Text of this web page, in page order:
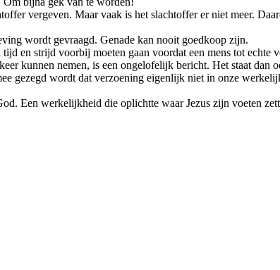
vergeven. Maar vaak is het slachtoffer er niet meer.
wordt gevraagd. Genade kan nooit goedkoop zijn.
en strijd voorbij moeten gaan voordat een mens tot echte
kunnen nemen, is een ongelofelijk bericht. Het staat dan
gezegd wordt dat verzoening eigenlijk niet in onze
Een werkelijkheid die oplichtte waar Jezus zijn voeten